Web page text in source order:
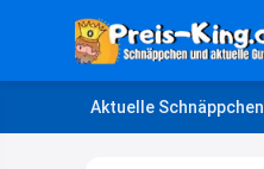
Aktuelle Schnäppchen